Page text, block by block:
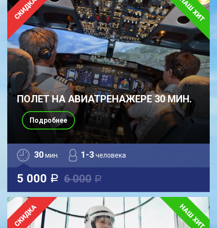
ПОЛЕТ НА АВИАТРЕНАЖЕРЕ 30 МИН.
30мин. 1-3человека
5 000 a 6 000 a
Подробнее